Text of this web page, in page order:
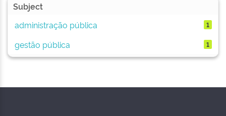
Subject
administração pública
1
gestão pública 1